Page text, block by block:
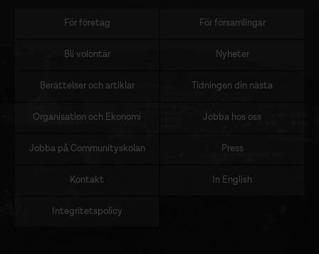
Sidomeny
För företag För församlingar
Bli volontär Nyheter
Berättelser och artiklar Tidningen din nästa
Organisation och Ekonomi Jobba hos oss
Jobba på Communityskolan Press
Kontakt In English
Integritetspolicy